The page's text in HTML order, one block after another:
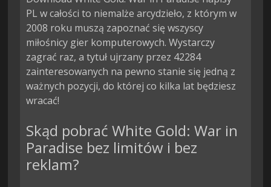
PL w całości to niemalże arcydzieło, z którym w
2008 roku muszą zapoznać się wszyscy
miłośnicy gier komputerowych. Wystarczy
zagrać raz, a tytuł ujrzany przez 42284
zainteresowanych na pewno stanie się jedną z
ważnych pozycji, do której co kilka lat będziesz
wracać!
Skąd pobrać White Gold: War in
Paradise bez limitów i bez
reklam?